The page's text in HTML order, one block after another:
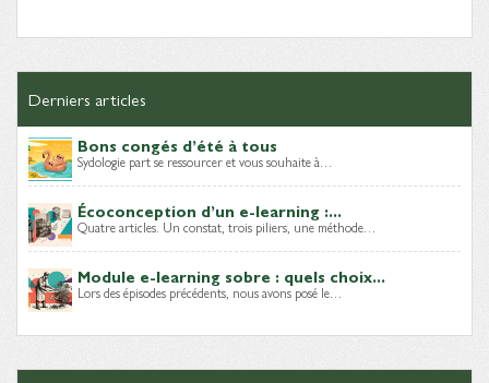
Derniers articles
Bons congés d’été à tous
Sydologie part se ressourcer et vous souhaite à…
Écoconception d’un e-learning :...
Quatre articles. Un constat, trois piliers, une méthode…
Module e-learning sobre : quels choix...
Lors des épisodes précédents, nous avons posé le…